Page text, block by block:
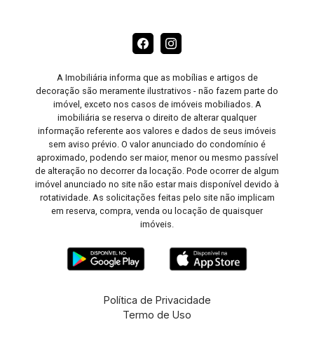
A Imobiliária informa que as mobílias e artigos de
decoração são meramente ilustrativos - não fazem parte do
imóvel, exceto nos casos de imóveis mobiliados. A
imobiliária se reserva o direito de alterar qualquer
informação referente aos valores e dados de seus imóveis
sem aviso prévio. O valor anunciado do condomínio é
aproximado, podendo ser maior, menor ou mesmo passível
de alteração no decorrer da locação. Pode ocorrer de algum
imóvel anunciado no site não estar mais disponível devido à
rotatividade. As solicitações feitas pelo site não implicam
em reserva, compra, venda ou locação de quaisquer
imóveis.
Política de Privacidade
Termo de Uso